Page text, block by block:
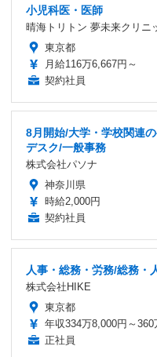
小児科医・医師
晴海トリトン 夢未来クリニ
東京都
月給116万6,667円～
契約社員
8月開始/大学・学校関連
デスク/一般事務
株式会社パソナ
神奈川県
時給2,000円
契約社員
人事・総務・労務/総務・
株式会社HIKE
東京都
年収334万8,000円～360
正社員